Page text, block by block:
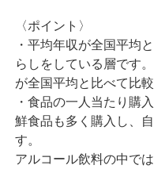
〈ポイント〉
・平均年収が全国平均
らしをしている層です
が全国平均と比べて比
・食品の一人当たり購
鮮食品も多く購入し、
す。
アルコール飲料の中で